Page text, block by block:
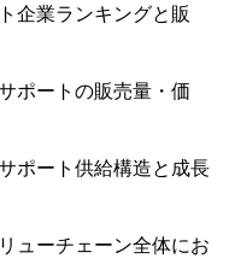
企業ランキングと販
ポートの販売量・価
ポート供給構造と成長
ューチェーン全体にお